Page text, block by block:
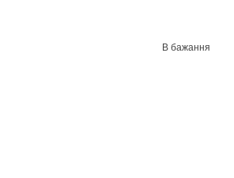
В бажання